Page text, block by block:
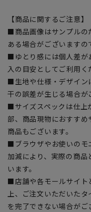
【商品に関するご注意】
■商品画像はサンプルの
ある場合がございますの
■ゆとり感には個人差が
入の目安としてご利用く
■生地や仕様・デザイン
干の誤差が生じる場合が
■サイズスペックは仕上
部、商品現物におすす
商品もございます。
■ブラウザやお使いのモ
加減により、実際の商
います。
■店舗や各モールサイト
上、ご注文いただいた
を完了できない場合がご